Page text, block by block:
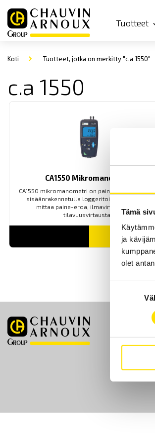
Tämä
ja
olet
Tuotteet
Koti Tuotteet, jotka on merkitty "c.a 1550"
c.a 1550
CA1550 Mikromanometri
CA1550 mikromanometri on paine-ero
sisäänrakennetulla loggeritoiminnolla, mikä
mittaa paine-eroa, ilmavirtausta sekä
tilavuusvirtausta.
LUE LISÄÄ